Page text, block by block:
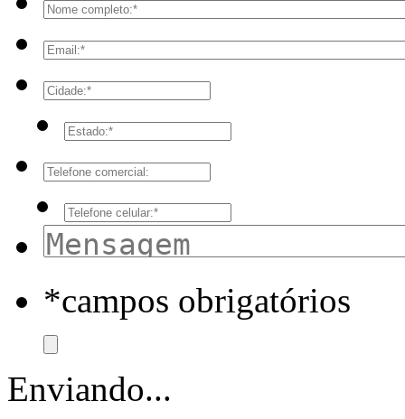
*campos obrigatórios
Enviando...